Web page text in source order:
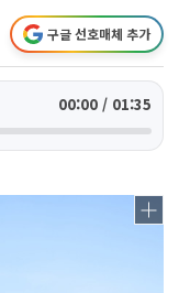
구글 선호매체 추가
00:00 / 01:35